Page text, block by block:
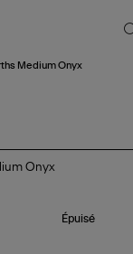
Medium Onyx
Onyx
Épuisé